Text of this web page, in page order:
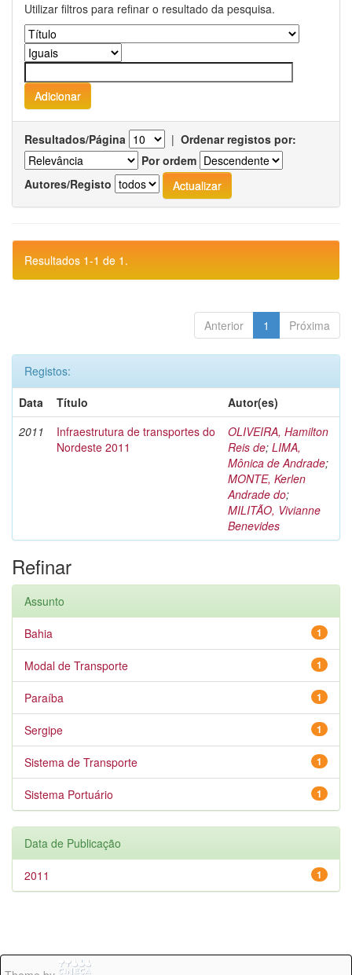
Utilizar filtros para refinar o resultado da pesquisa.
Resultados/Página | Ordenar registos por:
Por ordem
Autores/Registo
Resultados 1-1 de 1.
Anterior 1 Próxima
Registos:
Data
Título
Autor(es)
2011
Infraestrutura de transportes do
Nordeste 2011
OLIVEIRA, Hamilton
Reis de; LIMA,
Mônica de Andrade;
MONTE, Kerlen
Andrade do;
MILITÃO, Vivianne
Benevides
Refinar
Assunto
1
Bahia
1
Modal de Transporte
1
Paraíba
1
Sergipe
1
Sistema de Transporte
1
Sistema Portuário
Data de Publicação
1
2011